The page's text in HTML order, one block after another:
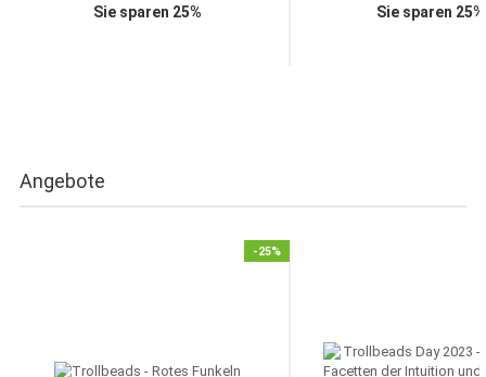
Sie sparen 25%
Sie sparen 25%
Angebote
-25%